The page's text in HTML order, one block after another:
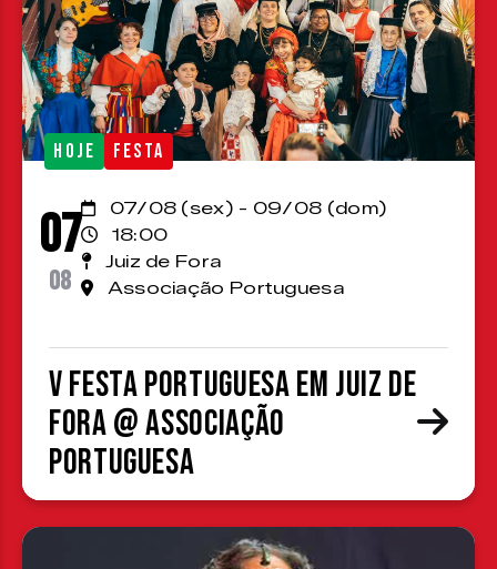
HOJE FESTA
07
08
07/08 (sex) - 09/08 (dom)
18:00
Juiz de Fora
Associação Portuguesa
V Festa Portuguesa em Juiz de
Fora @ Associação
Portuguesa